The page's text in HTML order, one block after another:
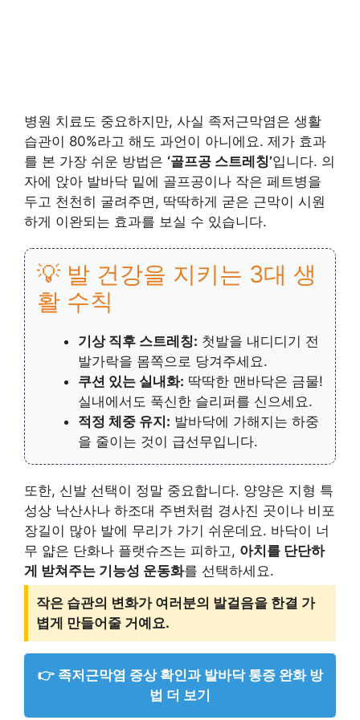
병원 치료도 중요하지만, 사실 족저근막염은 생활
습관이 80%라고 해도 과언이 아니에요. 제가 효과
를 본 가장 쉬운 방법은 ‘골프공 스트레칭’입니다. 의
자에 앉아 발바닥 밑에 골프공이나 작은 페트병을
두고 천천히 굴려주면, 딱딱하게 굳은 근막이 시원
하게 이완되는 효과를 보실 수 있습니다.
💡 발 건강을 지키는 3대 생
활 수칙
기상 직후 스트레칭: 첫발을 내디디기 전
발가락을 몸쪽으로 당겨주세요.
쿠션 있는 실내화: 딱딱한 맨바닥은 금물!
실내에서도 푹신한 슬리퍼를 신으세요.
적정 체중 유지: 발바닥에 가해지는 하중
을 줄이는 것이 급선무입니다.
또한, 신발 선택이 정말 중요합니다. 양양은 지형 특
성상 낙산사나 하조대 주변처럼 경사진 곳이나 비포
장길이 많아 발에 무리가 가기 쉬운데요. 바닥이 너
무 얇은 단화나 플랫슈즈는 피하고, 아치를 단단하
게 받쳐주는 기능성 운동화를 선택하세요.
작은 습관의 변화가 여러분의 발걸음을 한결 가
볍게 만들어줄 거예요.
👉 족저근막염 증상 확인과 발바닥 통증 완화 방
법 더 보기